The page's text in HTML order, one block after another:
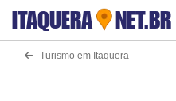
ITAQUERA NET.BR
Turismo em Itaquera